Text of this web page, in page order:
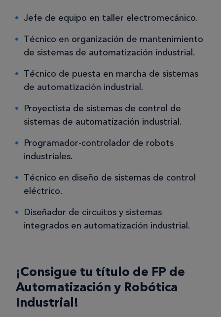
Jefe de equipo en taller electromecánico.
Técnico en organización de mantenimiento
de sistemas de automatización industrial.
Técnico de puesta en marcha de sistemas
de automatización industrial.
Proyectista de sistemas de control de
sistemas de automatización industrial.
Programador-controlador de robots
industriales.
Técnico en diseño de sistemas de control
eléctrico.
Diseñador de circuitos y sistemas
integrados en automatización industrial.
¡Consigue tu título de FP de
Automatización y Robótica
Industrial!